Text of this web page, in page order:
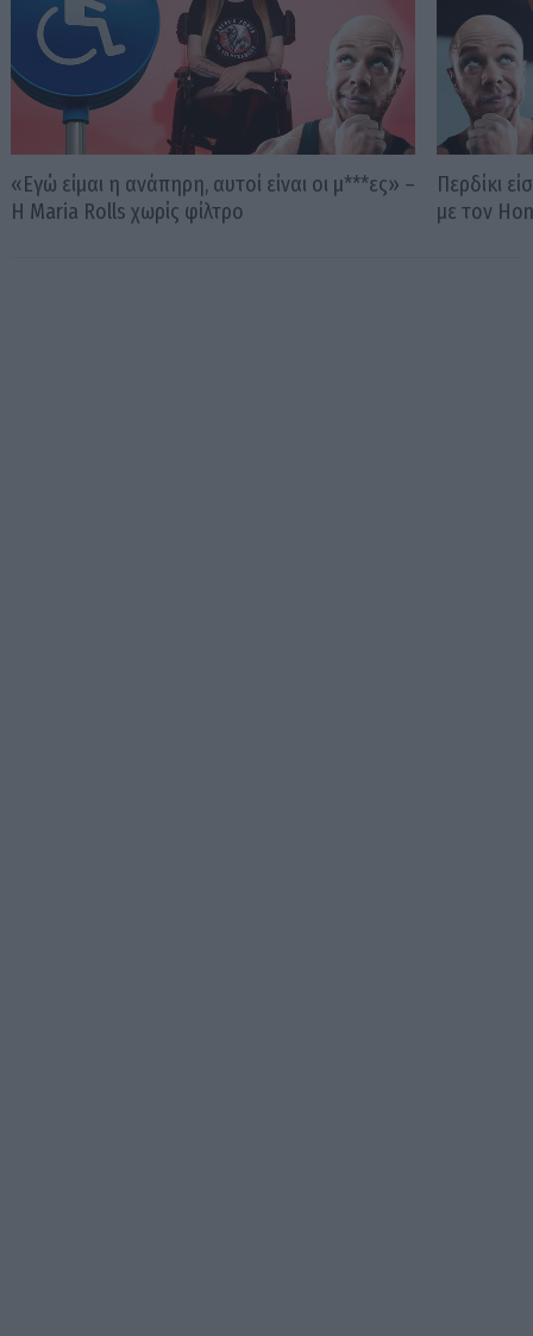
«Εγώ είμαι η ανάπηρη, αυτοί είναι οι μ***ες» –
Η Maria Rolls χωρίς φίλτρο
Περδίκι
με τον